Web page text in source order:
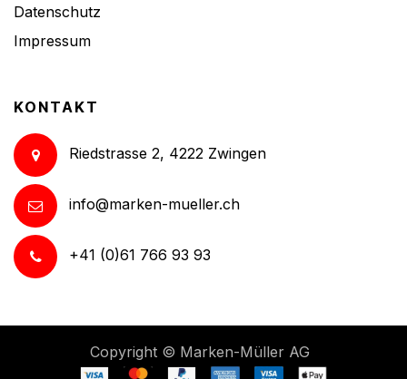
Datenschutz
Impressum
KONTAKT
Riedstrasse 2, 4222 Zwingen
info@marken-mueller.ch
+41 (0)61 766 93 93
Copyright © Marken-Müller AG